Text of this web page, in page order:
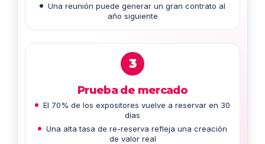
3
Prueba de mercado
El 70% de los expositores vuelve a reservar en 30
días
Una alta tasa de re-reserva refleja una creación
de valor real
Una reunión puede generar un gran contrato al
año siguiente